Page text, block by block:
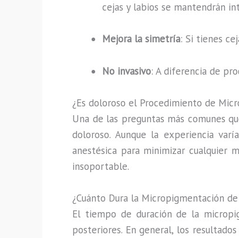
cejas y labios se mantendrán
Mejora la simetría: Si tienes
No invasivo: A diferencia de
¿Es doloroso el Procedimiento de
Una de las preguntas más comunes
doloroso. Aunque la experiencia
anestésica para minimizar cualquier
insoportable.
¿Cuánto Dura la Micropigmentación
El tiempo de duración de la
posteriores. En general, los